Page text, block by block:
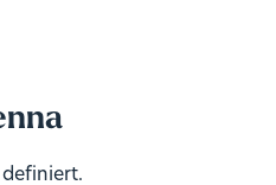
definiert.